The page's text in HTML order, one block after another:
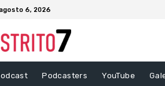
6, 2026
Podcasters YouTube